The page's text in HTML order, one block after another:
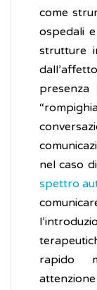
come
ospedali
strutture
nel caso
spettro
rapido